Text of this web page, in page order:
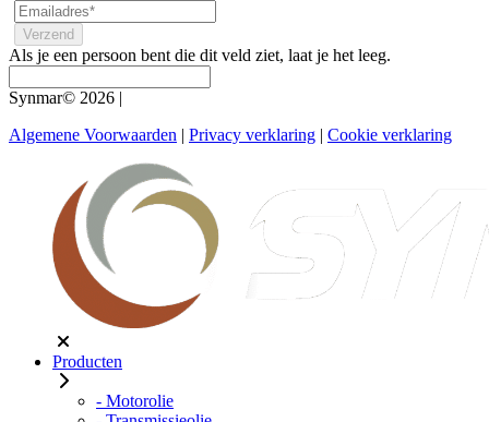
Als je een persoon bent die dit veld ziet, laat je het leeg.
Synmar© 2026 |
Algemene Voorwaarden | Privacy verklaring | Cookie verklaring
Producten
- Motorolie